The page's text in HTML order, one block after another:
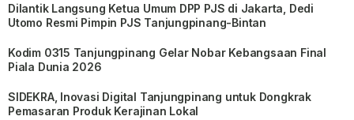
Dilantik Langsung Ketua Umum DPP PJS di Jakarta, Dedi
Utomo Resmi Pimpin PJS Tanjungpinang-Bintan
Kodim 0315 Tanjungpinang Gelar Nobar Kebangsaan Final
Piala Dunia 2026
SIDEKRA, Inovasi Digital Tanjungpinang untuk Dongkrak
Pemasaran Produk Kerajinan Lokal